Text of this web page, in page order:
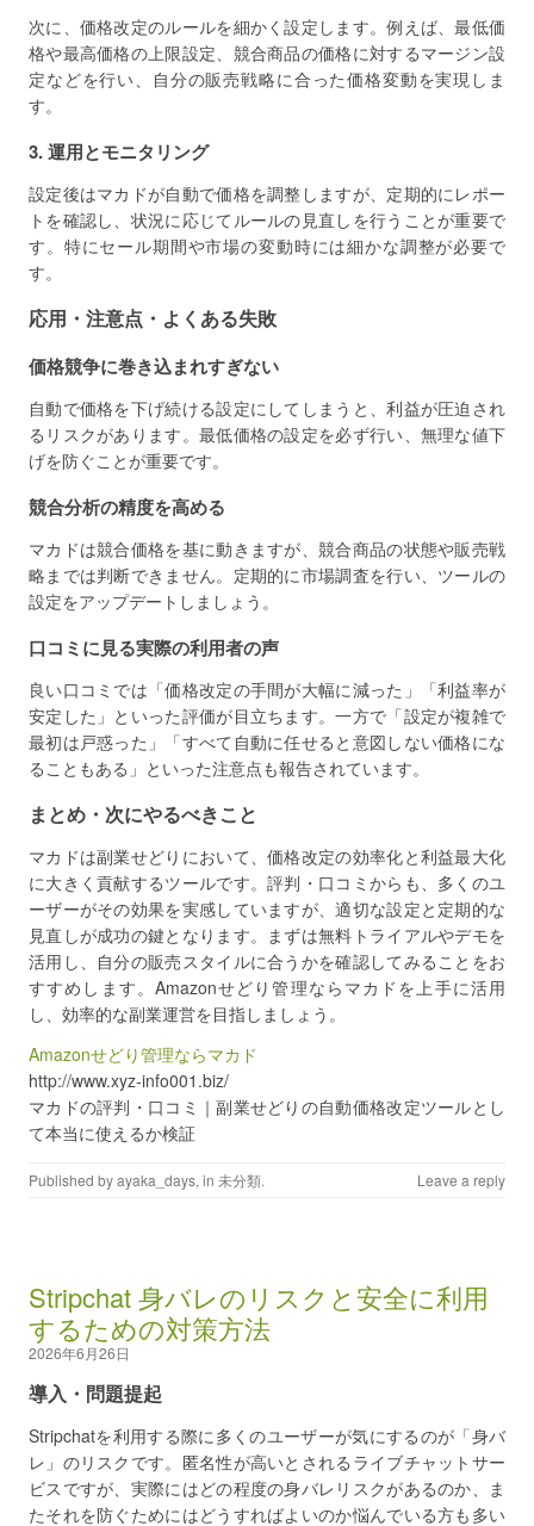
次に、価格改定のルールを細かく設定します。例えば、最低価
格や最高価格の上限設定、競合商品の価格に対するマージン設
定などを行い、自分の販売戦略に合った価格変動を実現しま
す。
3. 運用とモニタリング
設定後はマカドが自動で価格を調整しますが、定期的にレポー
トを確認し、状況に応じてルールの見直しを行うことが重要で
す。特にセール期間や市場の変動時には細かな調整が必要で
す。
応用・注意点・よくある失敗
価格競争に巻き込まれすぎない
自動で価格を下げ続ける設定にしてしまうと、利益が圧迫され
るリスクがあります。最低価格の設定を必ず行い、無理な値下
げを防ぐことが重要です。
競合分析の精度を高める
マカドは競合価格を基に動きますが、競合商品の状態や販売戦
略までは判断できません。定期的に市場調査を行い、ツールの
設定をアップデートしましょう。
口コミに見る実際の利用者の声
良い口コミでは「価格改定の手間が大幅に減った」「利益率が
安定した」といった評価が目立ちます。一方で「設定が複雑で
最初は戸惑った」「すべて自動に任せると意図しない価格にな
ることもある」といった注意点も報告されています。
まとめ・次にやるべきこと
マカドは副業せどりにおいて、価格改定の効率化と利益最大化
に大きく貢献するツールです。評判・口コミからも、多くのユ
ーザーがその効果を実感していますが、適切な設定と定期的な
見直しが成功の鍵となります。まずは無料トライアルやデモを
活用し、自分の販売スタイルに合うかを確認してみることをお
すすめします。Amazonせどり管理ならマカドを上手に活用
し、効率的な副業運営を目指しましょう。
Amazonせどり管理ならマカド
http://www.xyz-info001.biz/
マカドの評判・口コミ｜副業せどりの自動価格改定ツールとし
て本当に使えるか検証
Published byayaka_days, in 未分類. Leave a reply
Stripchat 身バレのリスクと安全に利用
するための対策方法
2026年6月26日
導入・問題提起
Stripchatを利用する際に多くのユーザーが気にするのが「身バ
レ」のリスクです。匿名性が高いとされるライブチャットサー
ビスですが、実際にはどの程度の身バレリスクがあるのか、ま
たそれを防ぐためにはどうすればよいのか悩んでいる方も多い